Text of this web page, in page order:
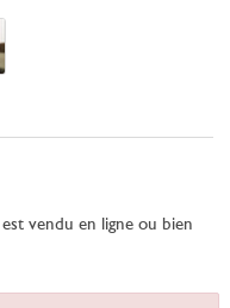
vendu en ligne ou bien